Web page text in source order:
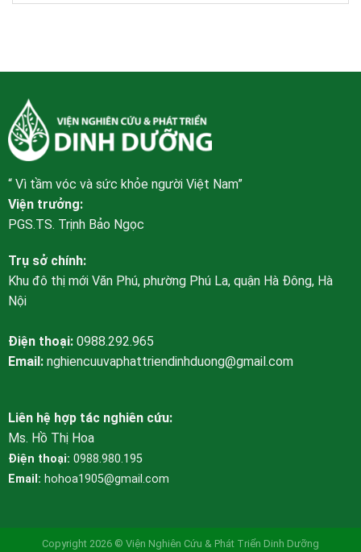
“ Vì tầm vóc và sức khỏe người Việt Nam”
Viện trưởng:
PGS.TS. Trịnh Bảo Ngọc
Trụ sở chính:
Khu đô thị mới Văn Phú, phường Phú La, quận Hà Đông, Hà
Nội
Điện thoại: 0988.292.965
Email: nghiencuuvaphattriendinhduong@gmail.com
Liên hệ hợp tác nghiên cứu:
Ms. Hồ Thị Hoa
Điện thoại: 0988.980.195
Email: hohoa1905@gmail.com
Copyright 2026 © Viện Nghiên Cứu & Phát Triển Dinh Dưỡng